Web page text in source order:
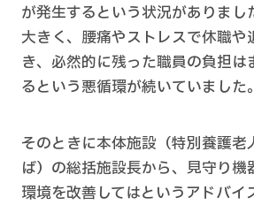
が発生するという状況がありまし
大きく、腰痛やストレスで休職や
き、必然的に残った職員の負担は
るという悪循環が続いていました。
そのときに本体施設（特別養護老
ば）の総括施設長から、見守り機
環境を改善してはというアドバイ